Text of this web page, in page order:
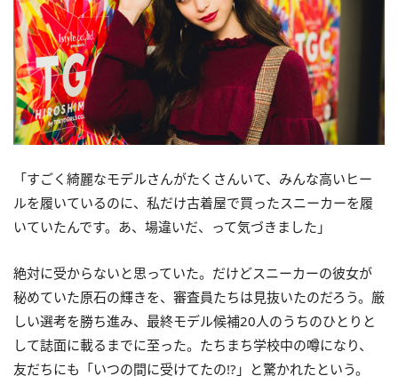
「すごく綺麗なモデルさんがたくさんいて、みんな高いヒー
ルを履いているのに、私だけ古着屋で買ったスニーカーを履
いていたんです。あ、場違いだ、って気づきました」
絶対に受からないと思っていた。だけどスニーカーの彼女が
秘めていた原石の輝きを、審査員たちは見抜いたのだろう。厳
しい選考を勝ち進み、最終モデル候補20人のうちのひとりと
して誌面に載るまでに至った。たちまち学校中の噂になり、
友だちにも「いつの間に受けてたの!?」と驚かれたという。